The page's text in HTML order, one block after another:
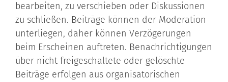
bearbeiten, zu verschieben oder Diskussionen
zu schließen. Beiträge können der Moderation
unterliegen, daher können Verzögerungen
beim Erscheinen auftreten. Benachrichtigungen
über nicht freigeschaltete oder gelöschte
Beiträge erfolgen aus organisatorischen